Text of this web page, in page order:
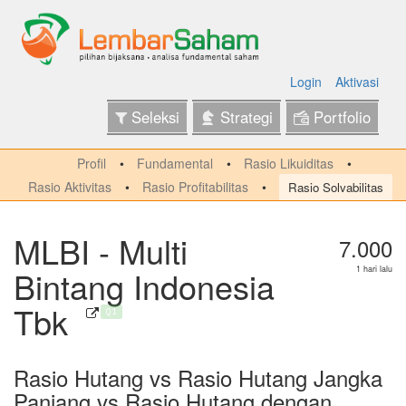
Login Aktivasi
Seleksi Strategi Portfolio
Profil Fundamental
Rasio Likuiditas
Rasio Aktivitas
Rasio Profitabilitas Rasio Solvabilitas
MLBI - Multi
Bintang Indonesia
Tbk Q1
7.000
1 hari lalu
Rasio Hutang vs Rasio Hutang Jangka